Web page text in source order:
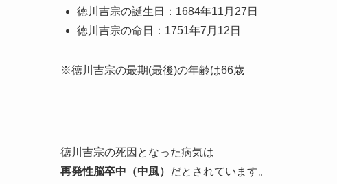
徳川吉宗の誕生日：1684年11月27日
徳川吉宗の命日：1751年7月12日
※徳川吉宗の最期(最後)の年齢は66歳
徳川吉宗の死因となった病気は
再発性脳卒中（中風） だとされています。